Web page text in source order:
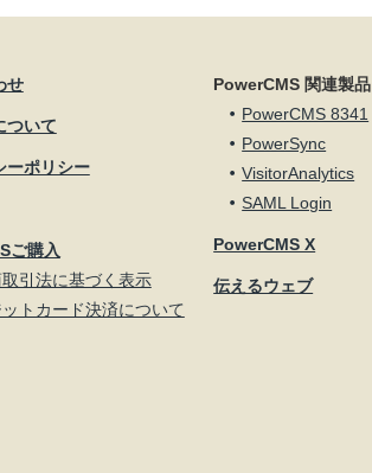
せ
ついて
ーポリシー
ご購入
引法に基づく表示
トカード決済について
PowerCMS 関連製品
PowerCMS 8341
PowerSync
VisitorAnalytics
SAML Login
PowerCMS X
伝えるウェブ